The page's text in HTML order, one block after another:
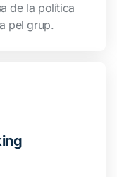
de la política
pel grup.